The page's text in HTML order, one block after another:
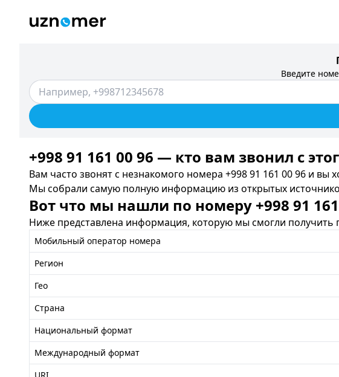
Введите
+998 91 161 00 96 — кто вам звонил c
Вам часто звонят с незнакомого номера +998 91 161 00 96 и вы
Мы собрали самую полную информацию из открытых
Вот что мы нашли по номеру +998 91
Ниже представлена информация, которую мы смогли получить
Мобильный оператор номера
Регион
Гео
Страна
Национальный формат
Международный формат